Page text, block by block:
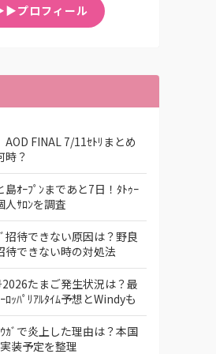
プロフィール
AOD FINAL 7/11ｾﾄﾘまとめ
時？
島ｵｰﾌﾟﾝまであと7日！ﾀﾄｩｰ
人ｻﾛﾝを調査
ﾞ招待できない原因は？野良
待できない時の対処法
たまご発生状況は？最
ｯﾊﾟﾘｱﾙﾀｲﾑ予想とWindyも
ｳｶﾞで炎上した理由は？本国
装予定を整理